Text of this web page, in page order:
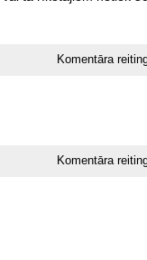
Komentāra
Komentāra